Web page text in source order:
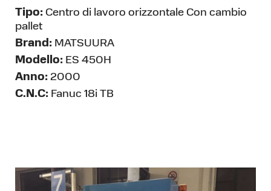
Tipo: Centro di lavoro orizzontale Con cambio
pallet
Brand: MATSUURA
Modello: ES 450H
Anno: 2000
C.N.C: Fanuc 18i TB